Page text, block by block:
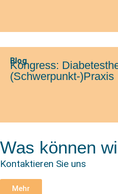
Blog
Kongress:
(Schwerpunkt-)Praxis
Was können
Kontaktieren Sie uns
Mehr